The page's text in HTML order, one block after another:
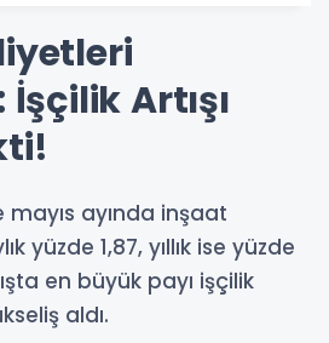
Artışı
mayıs ayında inşaat
yüzde 1,87, yıllık ise yüzde
en büyük payı işçilik
aldı.